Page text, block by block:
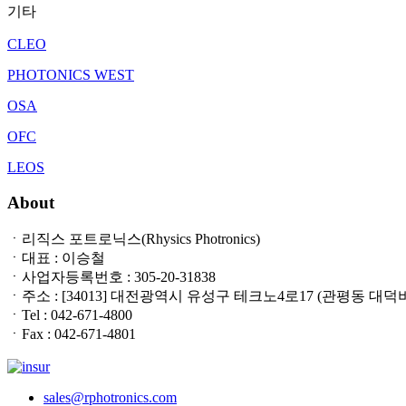
기타
CLEO
PHOTONICS WEST
OSA
OFC
LEOS
About
ㆍ리직스 포트로닉스(Rhysics Photronics)
ㆍ대표 : 이승철
ㆍ사업자등록번호 : 305-20-31838
ㆍ주소 : [34013] 대전광역시 유성구 테크노4로17 (관평동 대덕
ㆍTel : 042-671-4800
ㆍFax : 042-671-4801
sales@rphotronics.com